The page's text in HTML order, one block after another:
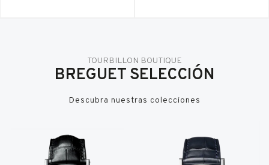
TOURBILLON BOUTIQUE
BREGUET SELECCIÓN
Descubra nuestras colecciones